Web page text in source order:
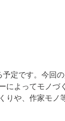
定です。今回
によってモノ
や、作家モノ